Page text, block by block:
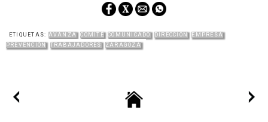
ETIQUETAS: AVANZA COMITÉ COMUNICADO DIRECCIÓN
EMPRESA
PREVENCIÓN
TRABAJADORES ZARAGOZA